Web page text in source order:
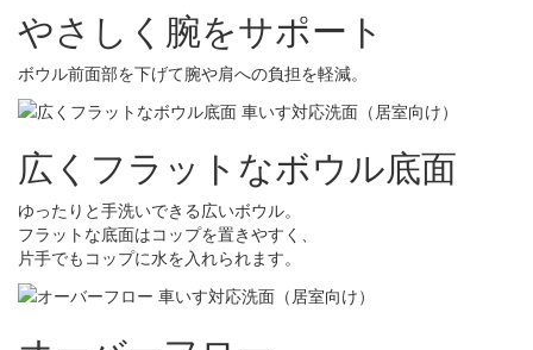
やさしく腕をサポート
ボウル前面部を下げて腕や肩への負担を軽減。
広くフラットなボウル底面
ゆったりと手洗いできる広いボウル。
フラットな底面はコップを置きやすく、
片手でもコップに水を入れられます。